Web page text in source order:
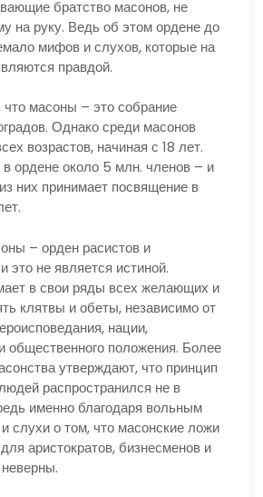
братство масонов, не
на руку. Ведь об этом ордене до
мифов и слухов, которые на
правдой.
что масоны – это собрание
Однако среди масонов
возрастов, начиная с 18 лет.
ордене около 5 млн. членов – и
них принимает посвящение в
– орден расистов и
это не является истиной.
в свои ряды всех желающих и
клятвы и обеты, независимо от
нации,
общественного положения. Более
утверждают, что принцип
распространился не в
именно благодаря вольным
слухи о том, что масонские ложи
аристократов, бизнесменов и